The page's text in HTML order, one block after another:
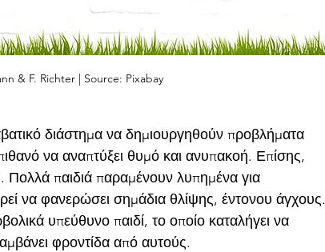
& F. Richter | Source: Pixabay
διάστημα να δημιουργηθούν προβλήματα
να αναπτύξει θυμό και ανυπακοή. Επίσης,
Πολλά παιδιά παραμένουν λυπημένα για
να φανερώσει σημάδια θλίψης, έντονου άγχους.
υπεύθυνο παιδί, το οποίο καταλήγει να
φροντίδα από αυτούς.